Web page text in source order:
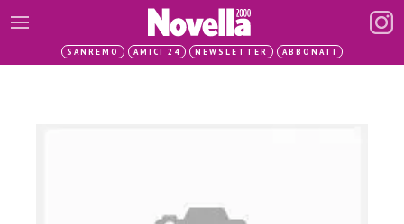
SANREMO AMICI 24 NEWSLETTER ABBONATI